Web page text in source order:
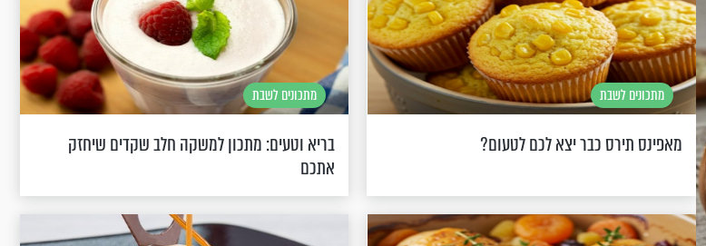
מתכונים לשבת
מאפינס תירס כבר יצא לכם לטעום?
מתכונים לשבת
בריא וטעים: מתכון למשקה חלב שקדים שיחזק
אתכם